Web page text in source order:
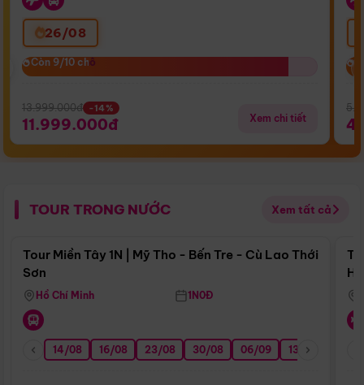
26/08
Còn 9/10 chỗ
Còn 9/10 chỗ
13.999.000đ -14%
11.999.000đ Xem chi tiết
TOUR TRONG NƯỚC Xem tất cả
Điểm nổi bật
Tour Miền Tây 1N | Mỹ Tho - Bến Tre - Cù Lao Thới
Sơn
Hồ Chí Minh 1N0Đ
14/08 16/08 23/08 30/08 06/09 13/09